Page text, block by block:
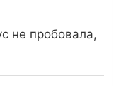
не пробовала,